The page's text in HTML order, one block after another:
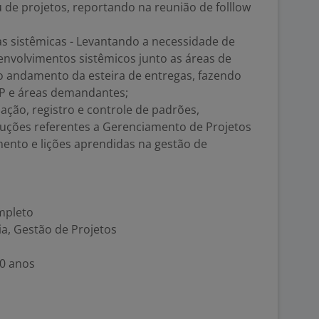
de projetos, reportando na reunião de folllow
sistêmicas - Levantando a necessidade de
sistêmicos junto as áreas de
andamento da esteira de entregas, fazendo
e áreas demandantes;
registro e controle de padrões,
referentes a Gerenciamento de Projetos
e lições aprendidas na gestão de
Gestão de Projetos
anos